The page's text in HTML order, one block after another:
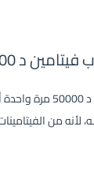
د 50000؟
ينصح بتناول
لأنه من